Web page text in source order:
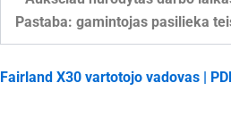
Pastaba: gamintojas pasilieka
Fairland X30 vartotojo vadovas |